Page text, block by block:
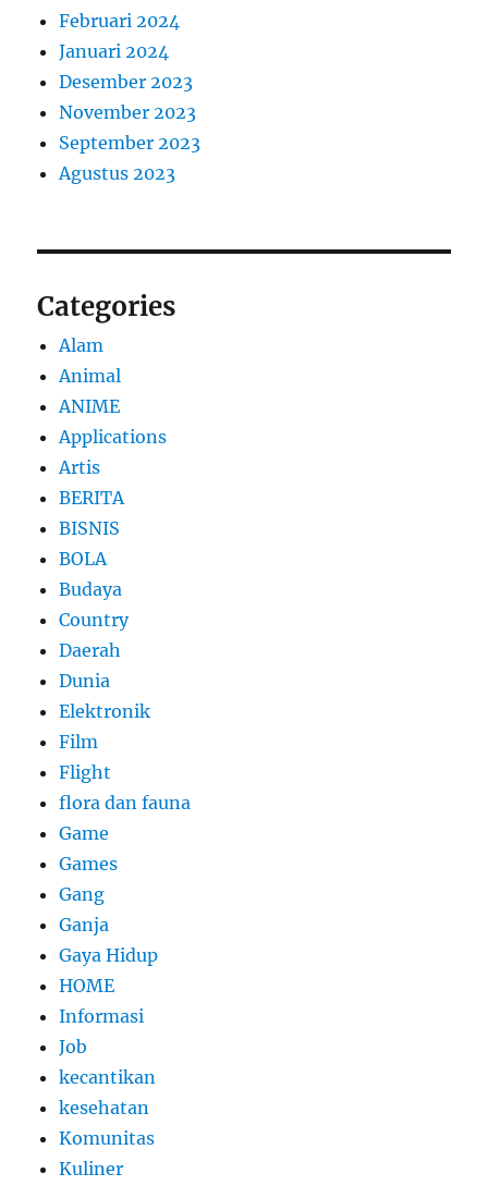
Februari 2024
Januari 2024
Desember 2023
November 2023
September 2023
Agustus 2023
Categories
Alam
Animal
ANIME
Applications
Artis
BERITA
BISNIS
BOLA
Budaya
Country
Daerah
Dunia
Elektronik
Film
Flight
flora dan fauna
Game
Games
Gang
Ganja
Gaya Hidup
HOME
Informasi
Job
kecantikan
kesehatan
Komunitas
Kuliner